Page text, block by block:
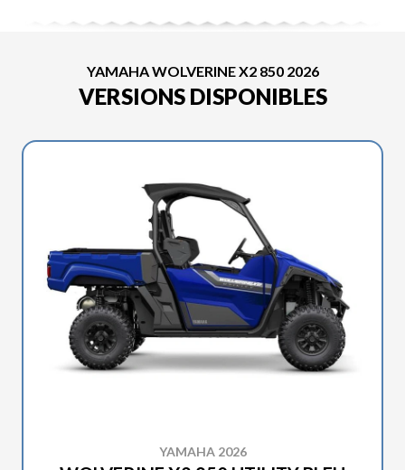
YAMAHA WOLVERINE X2 850 2026
VERSIONS DISPONIBLES
YAMAHA 2026